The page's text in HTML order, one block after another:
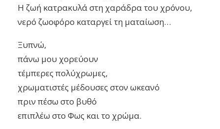
Η ζωή κατρακυλά στη χαράδρα του χρόνου,
νερό ζωοφόρο καταργεί τη ματαίωση…
Ξυπνώ,
πάνω μου χορεύουν
τέμπερες πολύχρωμες,
χρωματιστές μέδουσες στον ωκεανό
πριν πέσω στο βυθό
επιπλέω στο Φως και το χρώμα.